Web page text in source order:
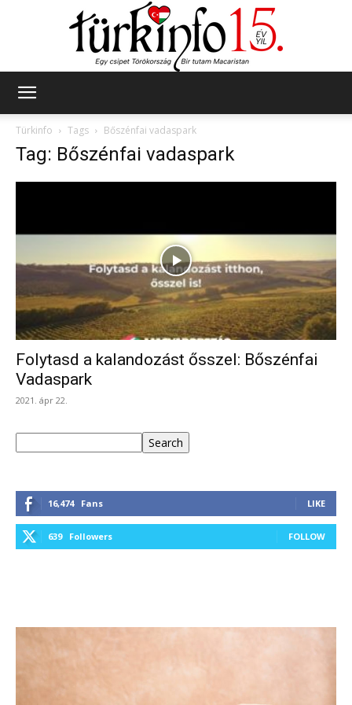
Türkinfo
Tags Bőszénfai vadaspark
Tag: Bőszénfai vadaspark
Folytasd a kalandozást ősszel: Bőszénfai
Vadaspark
2021. ápr 22.
Search
16,474 Fans LIKE
639 Followers FOLLOW